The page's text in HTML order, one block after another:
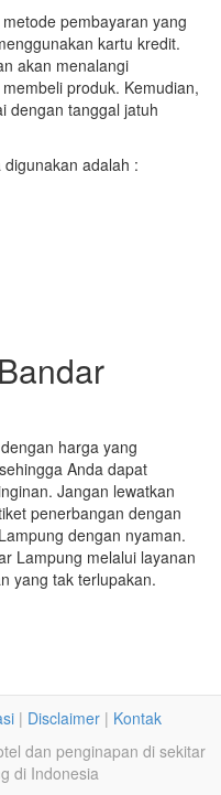
pembayaran yang
kartu kredit.
akan menalangi
produk. Kemudian,
dengan tanggal jatuh
adalah :
harga yang
Anda dapat
Jangan lewatkan
penerbangan dengan
dengan nyaman.
Lampung melalui layanan
yang tak terlupakan.
| Disclaimer | Kontak
dan penginapan di sekitar
di Indonesia